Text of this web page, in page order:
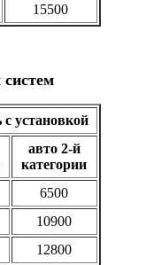
15500
установкой
авто 2-й
категории
6500
10900
12800